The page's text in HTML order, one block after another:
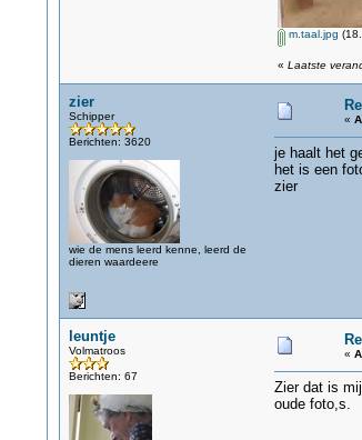
m.taal.jpg
« Laatste
zier
Schipper
Berichten: 3620
wie de mens leerd kenne, leerd de
dieren waardeere
«
je haalt het
het is een
zier
leuntje
Volmatroos
Berichten: 67
«
Zier dat is
oude foto,s.